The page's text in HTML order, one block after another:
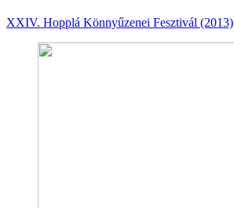
XXIV. Hopplá Könnyűzenei Fesztivál (2013)